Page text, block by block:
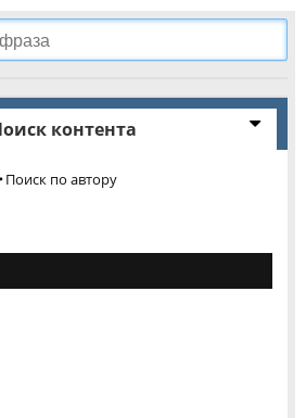
контента
Поиск по автору